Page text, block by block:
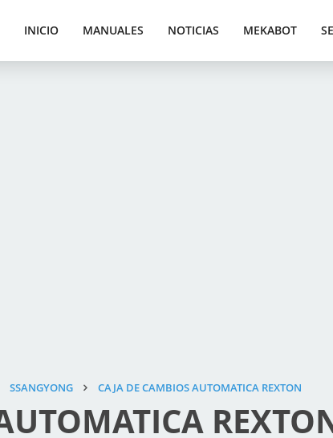
INICIO MANUALES NOTICIAS MEKABOT
SSANGYONG CAJA DE CAMBIOS AUTOMATICA REXTON